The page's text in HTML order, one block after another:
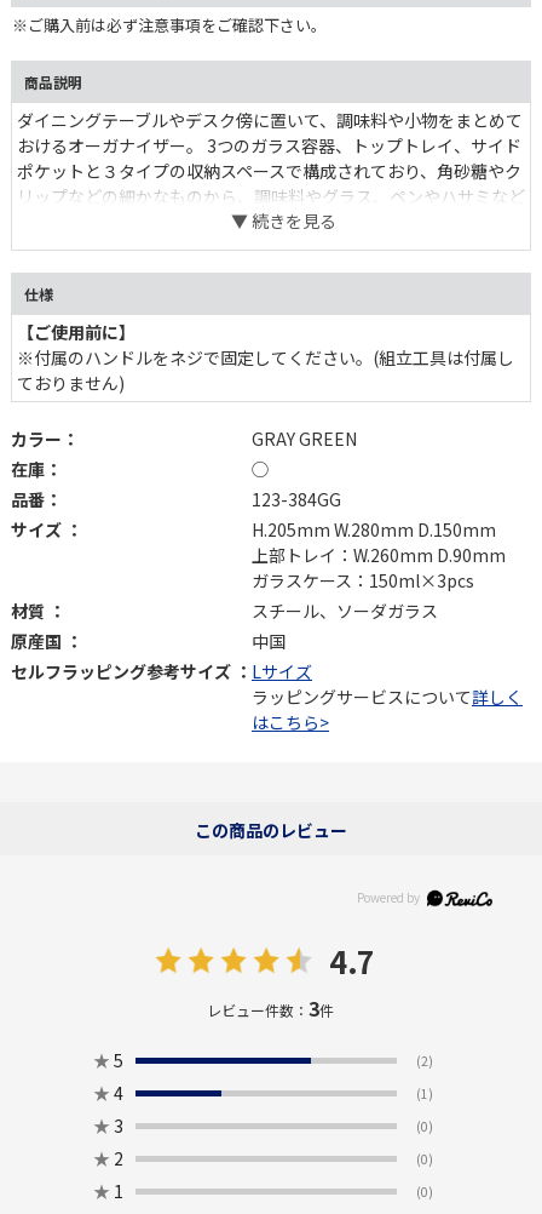
※ご購入前は必ず注意事項をご確認下さい。
商品説明
ダイニングテーブルやデスク傍に置いて、調味料や小物をまとめて
おけるオーガナイザー。 3つのガラス容器、トップトレイ、サイド
ポケットと３タイプの収納スペースで構成されており、角砂糖やク
リップなどの細かなものから、調味料やグラス、ペンやハサミなど
の様々な形状の小物を収納できます。 頑丈なスチールの枠組みと
分厚く青みがかったガラス容器の組み合わせは、クラシカルであり
ながら新鮮な存在感も。 これを置くために中に入れる小物を用意
したい、そんな衝動買いも大歓迎のアイテムです。
仕様
【ご使用前に】
※付属のハンドルをネジで固定してください。(組立工具は付属し
ておりません)
カラー：
GRAY GREEN
在庫：
◯
品番：
123-384GG
サイズ ：
H.205mm W.280mm D.150mm
上部トレイ：W.260mm D.90mm
ガラスケース：150ml×3pcs
材質 ：
スチール、ソーダガラス
原産国 ：
中国
セルフラッピング参考サイズ ： Lサイズ
ラッピングサービスについて詳しく
はこちら>
この商品のレビュー
4.7
レビュー件数：3件
★ 5 (2)
★ 4 (1)
★ 3 (0)
★ 2 (0)
★ 1 (0)